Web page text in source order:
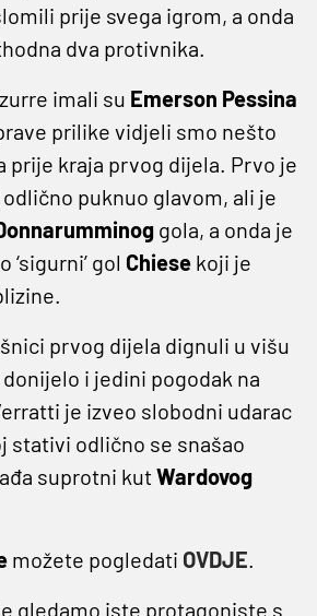
prije svega igrom, a onda
dva protivnika.
imali su Emerson Pessina
prilike vidjeli smo nešto
prije kraja prvog dijela. Prvo je
odlično puknuo glavom, ali je
gola, a onda je
gol Chiese koji je
prvog dijela dignuli u višu
i jedini pogodak na
je izveo slobodni udarac
stativi odlično se snašao
suprotni kutWardovog
možete pogledati OVDJE.
gledamo iste protagoniste s